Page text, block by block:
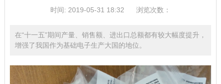
时间: 2019-05-31 18:32 浏览次数：
在“十一五”期间产量、销售额、进出口总额都有较大幅度提升，
增强了我国作为基础电子生产大国的地位。